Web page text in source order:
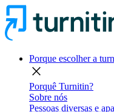
Porque escolher a
close
Porquê Turnitin?
Sobre nós
Pessoas diversas e